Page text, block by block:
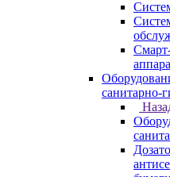
санитарно-